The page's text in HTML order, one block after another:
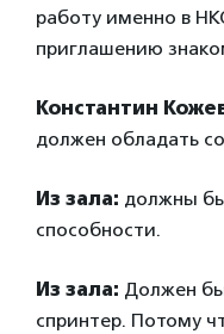
работу именно в
приглашению
Константин
должен обладать
Из зала: должны
способности.
Из зала: Должен
спринтер. Потому